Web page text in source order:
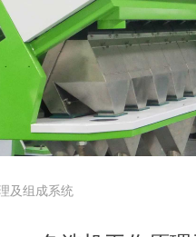
及组成系统